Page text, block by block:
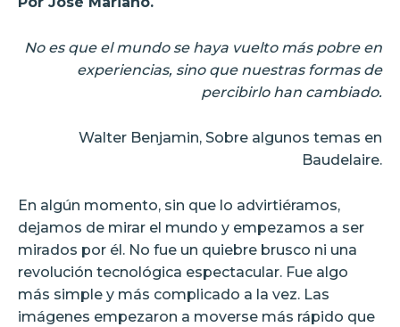
No es que el mundo se haya vuelto más pobre en
experiencias, sino que nuestras formas de
percibirlo han cambiado.
Walter Benjamin, Sobre algunos temas en
Baudelaire.
En algún momento, sin que lo advirtiéramos,
dejamos de mirar el mundo y empezamos a ser
mirados por él. No fue un quiebre brusco ni una
revolución tecnológica espectacular. Fue algo
más simple y más complicado a la vez. Las
imágenes empezaron a moverse más rápido que